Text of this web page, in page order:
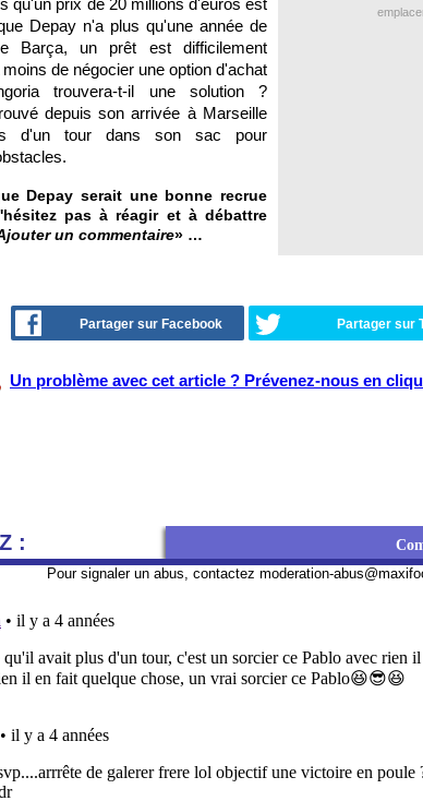
qu'un prix de 20 millions d'euros est
Depay n'a plus qu'une année de
Barça, un prêt est difficilement
de négocier une option d'achat
trouvera-t-il une solution ?
depuis son arrivée à Marseille
d'un tour dans son sac pour
Depay serait une bonne recrue
pas à réagir et à débattre
un commentaire» …
Partager sur Facebook Partager sur
Un problème avec cet article ? Prévenez-nous en
:
Pour signaler un abus, contactez moderation-